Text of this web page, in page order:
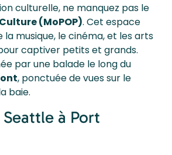
culturelle, ne manquez pas le
(MoPOP). Cet espace
musique, le cinéma, et les arts
captiver petits et grands.
par une balade le long du
, ponctuée de vues sur le
baie.
à Port